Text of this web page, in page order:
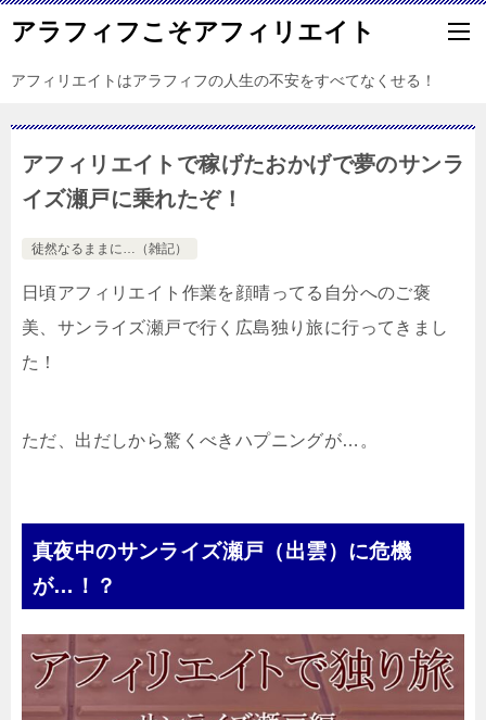
アラフィフこそアフィリエイト
アフィリエイトはアラフィフの人生の不安をすべてなくせる！
アフィリエイトで稼げたおかげで夢のサンラ
イズ瀬戸に乗れたぞ！
徒然なるままに…（雑記）
日頃アフィリエイト作業を顔晴ってる自分へのご褒
美、サンライズ瀬戸で行く広島独り旅に行ってきまし
た！
ただ、出だしから驚くべきハプニングが…。
真夜中のサンライズ瀬戸（出雲）に危機
が…！？